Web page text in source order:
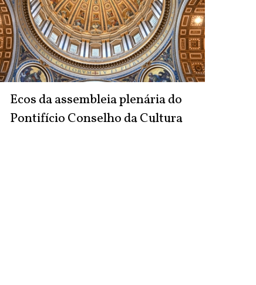
Ecos da assembleia plenária do
Pontifício Conselho da Cultura